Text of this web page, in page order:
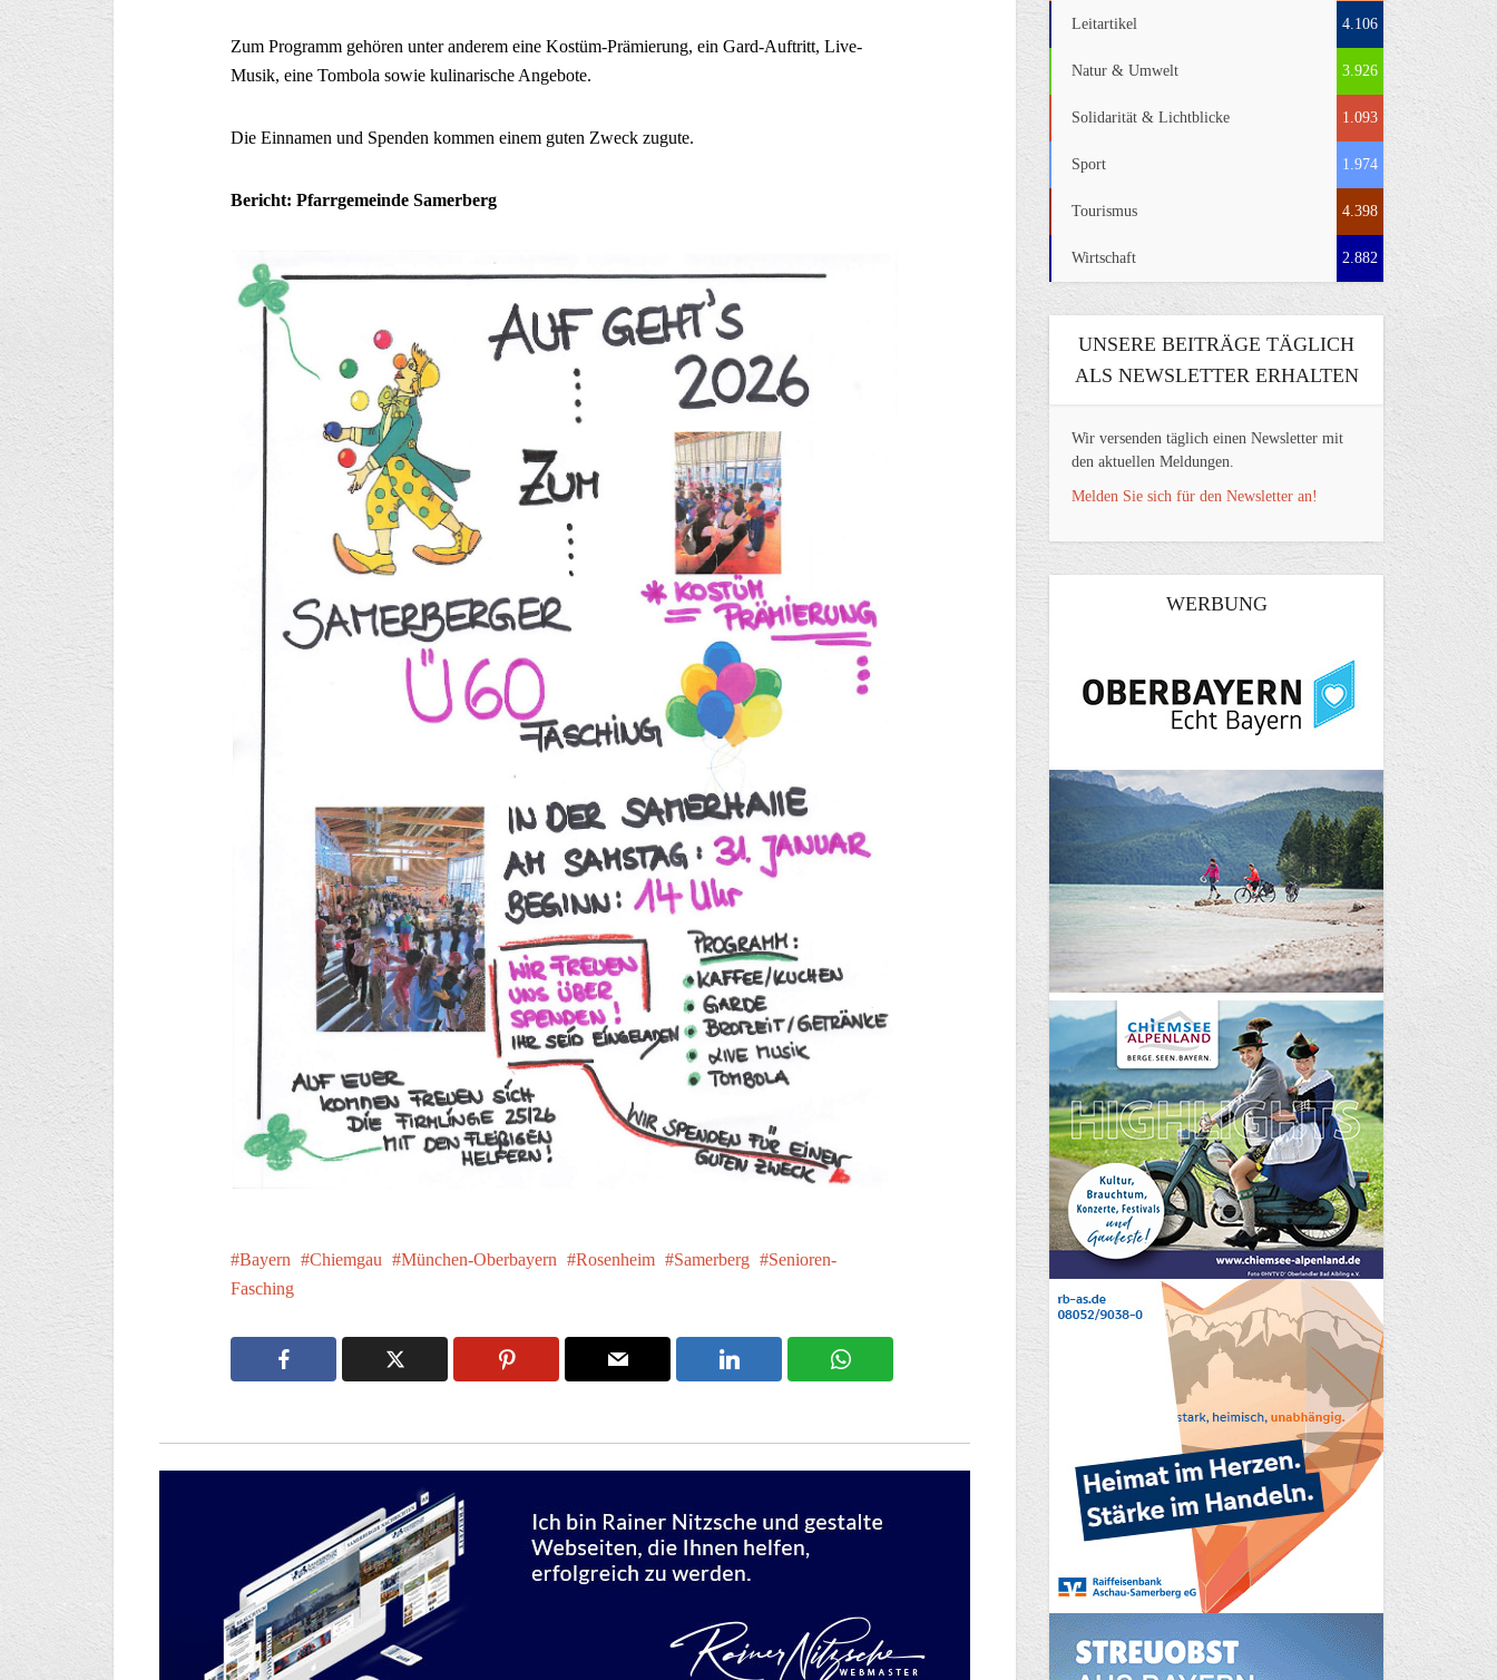
Zum Programm gehören unter anderem eine Kostüm-Prämierung, ein Gard-Auftritt, Live-
Musik, eine Tombola sowie kulinarische Angebote.
Die Einnamen und Spenden kommen einem guten Zweck zugute.
Bericht: Pfarrgemeinde Samerberg
Bayern Chiemgau München-Oberbayern Rosenheim Samerberg
Senioren-
Fasching
Leitartikel 4.106
Natur & Umwelt 3.926
Solidarität & Lichtblicke 1.093
Sport 1.974
Tourismus 4.398
Wirtschaft 2.882
UNSERE BEITRÄGE TÄGLICH
ALS NEWSLETTER ERHALTEN
Wir versenden täglich einen Newsletter mit
den aktuellen Meldungen.
Melden Sie sich für den Newsletter an!
WERBUNG